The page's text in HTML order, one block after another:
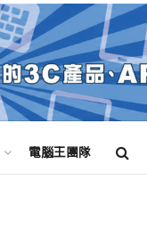
電腦王團隊